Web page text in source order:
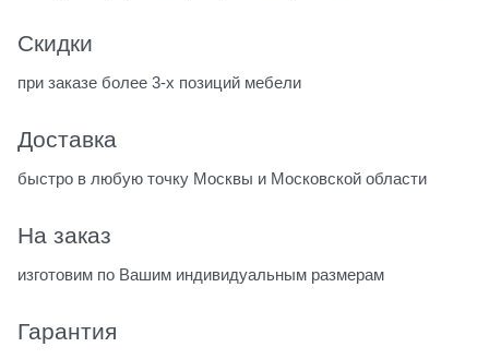
Скидки
при заказе более 3-х позиций мебели
Доставка
быстро в любую точку Москвы и Московской области
На заказ
изготовим по Вашим индивидуальным размерам
Гарантия